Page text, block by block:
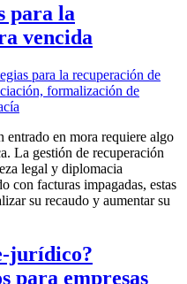
para la
vencida
entrado en mora requiere algo
La gestión de recuperación
legal y diplomacia
con facturas impagadas, estas
su recaudo y aumentar su
jurídico?
para empresas